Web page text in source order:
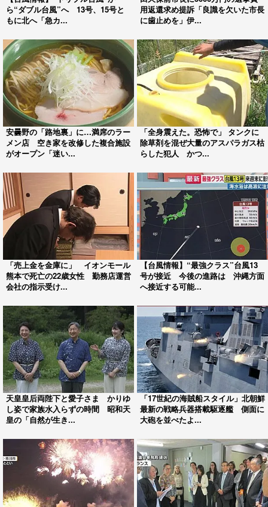
ら“ダブル台風”へ 13号、15号と
もに北へ「急カ...
用返還求め提訴「良識を欠いた市長
に歯止めを」伊...
安曇野の「路地裏」に…満席のラー
メン店 空き家を改修した複合施設
がオープン「迷い...
「全身震えた。恐怖で」 タンクに
除草剤を混ぜ大量のアスパラガス枯
らした犯人 かつ...
「売上金を金庫に」 イオンモール
熊本で死亡の22歳女性 勤務店運営
会社の指示受け...
【台風情報】“最強クラス”台風13
号が接近 今後の進路は 沖縄方面
へ接近する可能...
天皇皇后両陛下と愛子さま かりゆ
し姿で家族水入らずの時間 昭和天
皇の「自然が生き...
「17世紀の海賊船スタイル」北朝鮮
最新の戦略兵器搭載駆逐艦 側面に
大砲を並べたよ...